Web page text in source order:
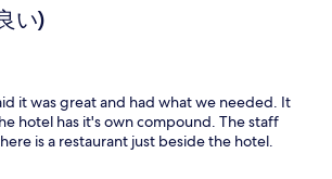
い)
it was great and had what we needed. It
hotel has it's own compound. The staff
is a restaurant just beside the hotel.